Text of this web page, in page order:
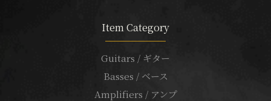
Item Category
Guitars / ギター
Basses / ベース
Amplifiers / アンプ